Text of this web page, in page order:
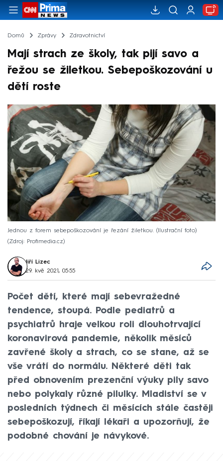
Domů Zprávy Zdravotnictví
Mají strach ze školy, tak pijí savo a
řežou se žiletkou. Sebepoškozování u
dětí roste
Jednou z forem sebepoškozování je řezání žiletkou. (Ilustrační foto)
Zdroj: Profimedia.cz
Jiří Lizec
29. kvě 2021, 05:55
Počet dětí, které mají sebevražedné
tendence, stoupá. Podle pediatrů a
psychiatrů hraje velkou roli dlouhotrvající
koronavirová pandemie, několik měsíců
zavřené školy a strach, co se stane, až se
vše vrátí do normálu. Některé děti tak
před obnovením prezenční výuky pily savo
nebo polykaly různé pilulky. Mladiství se v
posledních týdnech či měsících stále častěji
sebepoškozují, říkají lékaři a upozorňují, že
podobné chování je návykové.